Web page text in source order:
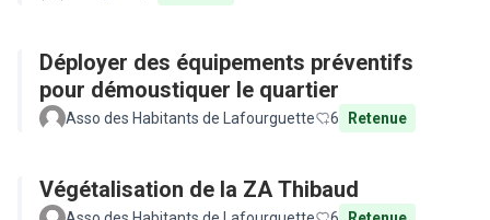
Déployer des équipements préventifs
pour démoustiquer le quartier
Asso des Habitants de Lafourguette 6 Retenue
Végétalisation de la ZA Thibaud